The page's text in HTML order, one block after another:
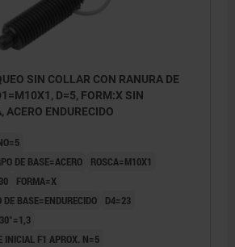
SIN COLLAR CON RANURA DE
D=5, FORM:X SIN
ACERO ENDURECIDO
DE BASE=ACERO
ROSCA=M10X1
FORMA=X
DE BASE=ENDURECIDO
D4=23
INICIAL F1 APROX. N=5